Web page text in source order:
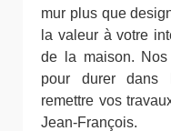
mur plus que
la valeur à votre
de la maison.
pour durer dans
remettre vos
Jean-François.